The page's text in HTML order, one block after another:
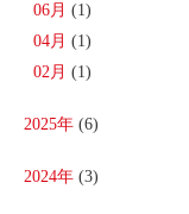
06月 (1)
04月 (1)
02月 (1)
2025年 (6)
2024年 (3)